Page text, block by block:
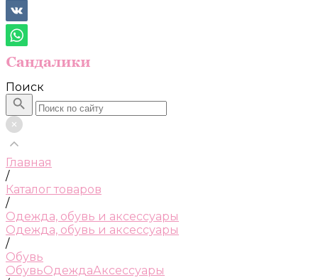
Поиск
Главная
/
Каталог товаров
/
Одежда, обувь и аксессуары
Одежда, обувь и аксессуары
/
Обувь
ОбувьОдеждаАксессуары